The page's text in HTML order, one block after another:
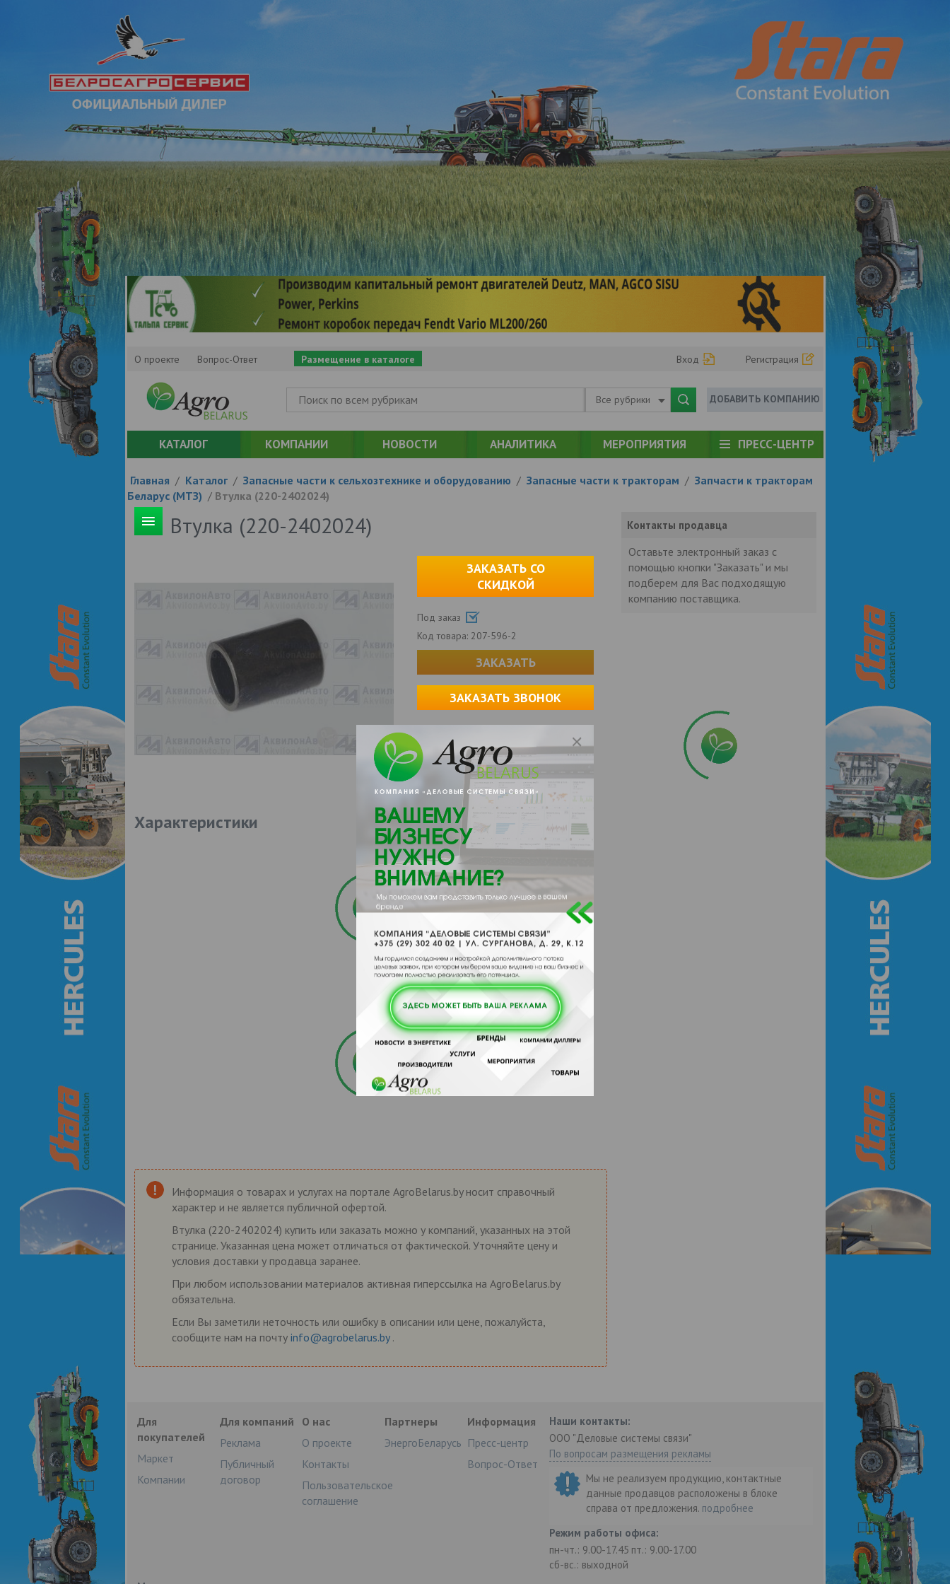
О проекте Вопрос-Ответ Размещение в каталоге Вход Регистрация
Все рубрики ДОБАВИТЬ КОМПАНИЮ
КАТАЛОГ КОМПАНИИ НОВОСТИ АНАЛИТИКА МЕРОПРИЯТИЯ ПРЕСС-ЦЕНТР
Главная / Каталог / Запасные части к сельхозтехнике и оборудованию / Запасные части к тракторам / Запчасти к тракторам
Беларус (МТЗ) / Втулка (220-2402024)
Втулка (220-2402024)
ЗАКАЗАТЬ СО
СКИДКОЙ
Под заказ
Код товара: 207-596-2
ЗАКАЗАТЬ
ЗАКАЗАТЬ ЗВОНОК
Характеристики
Контакты продавца
Оставьте электронный заказ с
помощью кнопки "Заказать" и мы
подберем для Вас подходящую
компанию поставщика.
Информация о товарах и услугах на портале AgroBelarus.by носит справочный
характер и не является публичной офертой.
Втулка (220-2402024) купить или заказать можно у компаний, указанных на этой
странице. Указанная цена может отличаться от фактической. Уточняйте цену и
условия доставки у продавца заранее.
При любом использовании материалов активная гиперссылка на AgroBelarus.by
обязательна.
Если Вы заметили неточность или ошибку в описании или цене, пожалуйста,
сообщите нам на почту info@agrobelarus.by .
Для
покупателей
Маркет
Компании
Для компаний
Реклама
Публичный
договор
О нас
О проекте
Контакты
Пользовательское
соглашение
Партнеры
ЭнергоБеларусь
Информация
Пресс-центр
Вопрос-Ответ
Наши контакты:
ООО "Деловые системы связи"
По вопросам размещения рекламы
Мы не реализуем продукцию, контактные
данные продавцов расположены в блоке
справа от предложения. подробнее
Режим работы офиса:
пн-чт.: 9.00-17.45 пт.: 9.00-17.00
сб-вс.: выходной